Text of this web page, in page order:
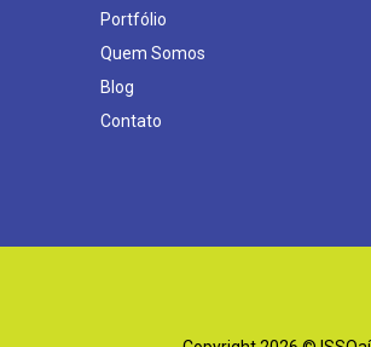
Portfólio
Quem Somos
Blog
Contato